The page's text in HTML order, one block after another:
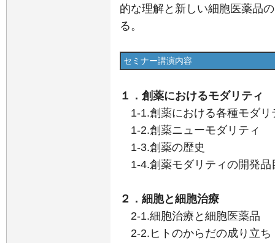
的な理解と新しい細胞医薬品
る。
セミナー講演内容
１．創薬におけるモダリティ
1-1.創薬における各種モダリ
1-2.創薬ニューモダリティ
1-3.創薬の歴史
1-4.創薬モダリティの開発品
２．細胞と細胞治療
2-1.細胞治療と細胞医薬品
2-2.ヒトのからだの成り立ち